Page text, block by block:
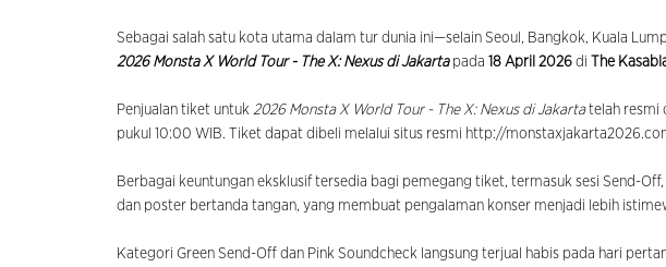
Sebagai salah satu kota utama dalam tur dunia ini—selain Seoul, Bangkok, Kuala
2026 Monsta X World Tour - The X: Nexus di Jakartapada 18 April 2026 di The
Penjualan tiket untuk 2026 Monsta X World Tour - The X: Nexus di Jakartatelah resmi
pukul 10:00 WIB. Tiket dapat dibeli melalui situs resmi http://
Berbagai keuntungan eksklusif tersedia bagi pemegang tiket, termasuk sesi Send-Off,
dan poster bertanda tangan, yang membuat pengalaman konser menjadi lebih
Kategori Green Send-Off dan Pink Soundcheck langsung terjual habis pada hari